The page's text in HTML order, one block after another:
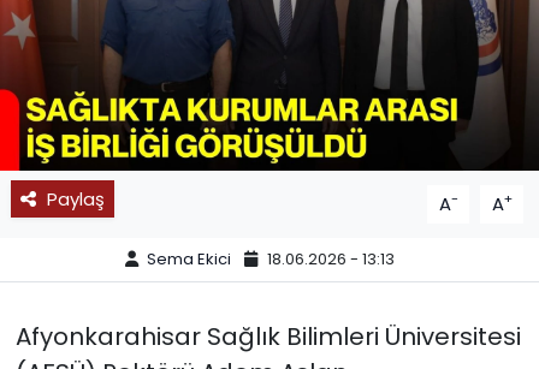
Paylaş A- A+
Sema Ekici 18.06.2026 - 13:13
Afyonkarahisar Sağlık Bilimleri Üniversitesi
SPOR
11:11 MANŞET